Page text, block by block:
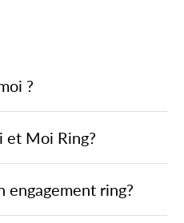
?
et Moi Ring?
engagement ring?